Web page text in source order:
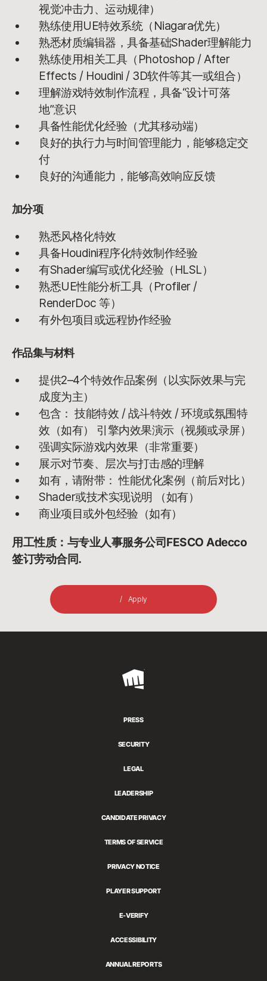
视觉冲击力、运动规律）
熟练使用UE特效系统（Niagara优先）
熟悉材质编辑器，具备基础Shader理解能力
熟练使用相关工具（Photoshop / After
Effects / Houdini / 3D软件等其一或组合）
理解游戏特效制作流程，具备“设计可落
地”意识
具备性能优化经验（尤其移动端）
良好的执行力与时间管理能力，能够稳定交
付
良好的沟通能力，能够高效响应反馈
加分项
熟悉风格化特效
具备Houdini程序化特效制作经验
有Shader编写或优化经验（HLSL）
熟悉UE性能分析工具（Profiler /
RenderDoc 等）
有外包项目或远程协作经验
作品集与材料
提供2–4个特效作品案例（以实际效果与完
成度为主）
包含： 技能特效 / 战斗特效 / 环境或氛围特
效（如有） 引擎内效果演示（视频或录屏）
强调实际游戏内效果（非常重要）
展示对节奏、层次与打击感的理解
如有，请附带： 性能优化案例（前后对比）
Shader或技术实现说明 （如有）
商业项目或外包经验（如有）
用工性质：与专业人事服务公司FESCO Adecco
签订劳动合同.
Apply
Riot
PRESS
SECURITY
LEGAL
LEADERSHIP
CANDIDATE PRIVACY
TERMS OF SERVICE
PRIVACY NOTICE
PLAYER SUPPORT
E-VERIFY
ACCESSIBILITY
ANNUAL REPORTS